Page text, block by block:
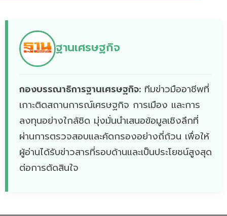
ฐานเศรษฐกิจ
กองบรรณาธิการฐานเศรษฐกิจ: ทีมข่าวมืออาชีพที่
เกาะติดสถานการณ์เศรษฐกิจ การเมือง และการ
ลงทุนอย่างใกล้ชิด มุ่งมั่นนำเสนอข้อมูลเชิงลึกที่
ผ่านการตรวจสอบและคัดกรองอย่างถี่ถ้วน เพื่อให้
ผู้อ่านได้รับข่าวสารที่รอบด้านและเป็นประโยชน์สูงสุด
ต่อการตัดสินใจ